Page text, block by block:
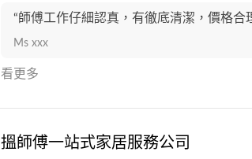
“師傅工作仔細認真，有徹底清潔，價格合
Ms xxx
看更多
搵師傅一站式家居服務公司